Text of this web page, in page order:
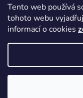
Tento web používá
tohoto webu
informací o cookies
Zboží.cz